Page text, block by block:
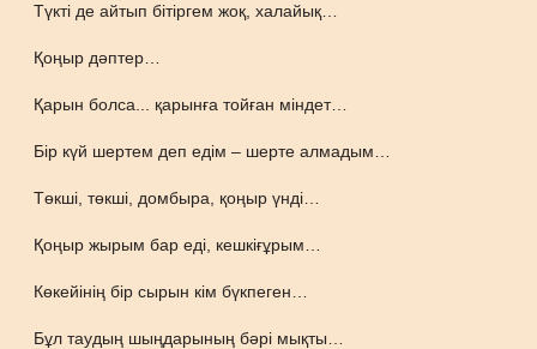
Түкті де айтып бітіргем жоқ, халайық…
Қоңыр дәптер…
Қарын болса... қарынға тойған міндет…
Бір күй шертем деп едім – шерте алмадым…
Төкші, төкші, домбыра, қоңыр үнді…
Қоңыр жырым бар еді, кешкіғұрым…
Көкейінің бір сырын кім бүкпеген…
Бұл таудың шыңдарының бәрі мықты…